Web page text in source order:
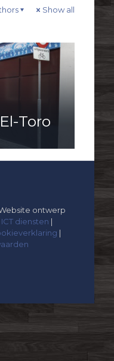
Show all
Toro
ontwerp
diensten |
|